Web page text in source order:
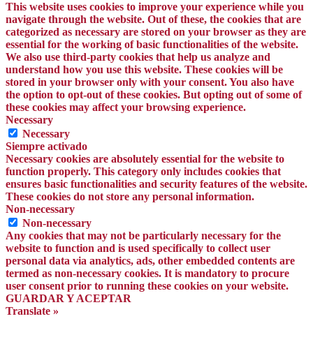
This website uses cookies to improve your experience while you
navigate through the website. Out of these, the cookies that are
categorized as necessary are stored on your browser as they are
essential for the working of basic functionalities of the website.
We also use third-party cookies that help us analyze and
understand how you use this website. These cookies will be
stored in your browser only with your consent. You also have
the option to opt-out of these cookies. But opting out of some of
these cookies may affect your browsing experience.
Necessary
Necessary
Siempre activado
Necessary cookies are absolutely essential for the website to
function properly. This category only includes cookies that
ensures basic functionalities and security features of the website.
These cookies do not store any personal information.
Non-necessary
Non-necessary
Any cookies that may not be particularly necessary for the
website to function and is used specifically to collect user
personal data via analytics, ads, other embedded contents are
termed as non-necessary cookies. It is mandatory to procure
user consent prior to running these cookies on your website.
GUARDAR Y ACEPTAR
Translate »